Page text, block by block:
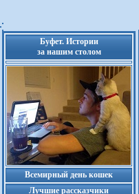
Буфет. Истории
за нашим столом
Всемирный день кошек
Лучшие рассказчики